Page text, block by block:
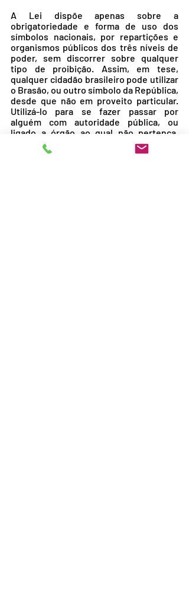
A Lei dispõe apenas sobre a
obrigatoriedade e forma de uso dos
símbolos nacionais, por repartições e
organismos públicos dos três níveis de
poder, sem discorrer sobre qualquer
tipo de proibição. Assim, em tese,
qualquer cidadão brasileiro pode utilizar
o Brasão, ou outro símbolo da República,
desde que não em proveito particular.
Utilizá-lo para se fazer passar por
alguém com autoridade pública, ou
ligado a órgão ao qual não pertença,
pode configurar crime de falsidade
ideológica (art. 299, CPC). O melhor é